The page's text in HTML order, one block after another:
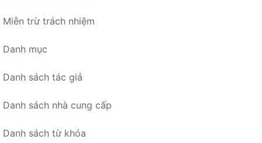
Miễn trừ trách nhiệm
Danh mục
Danh sách tác giả
Danh sách nhà cung cấp
Danh sách từ khóa